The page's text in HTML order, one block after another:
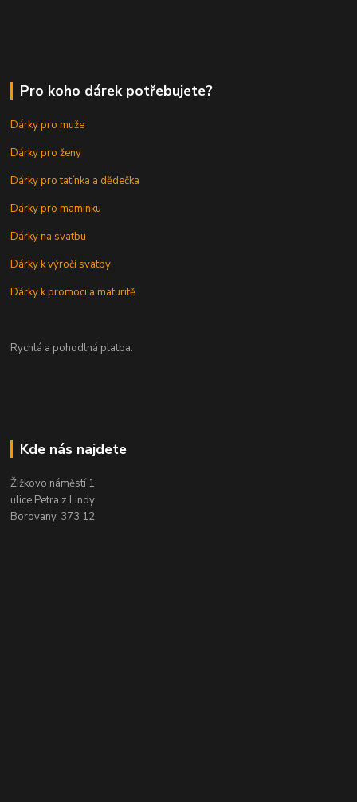
Pro koho dárek potřebujete?
Dárky pro muže
Dárky pro ženy
Dárky pro tatínka a dědečka
Dárky pro maminku
Dárky na svatbu
Dárky k výročí svatby
Dárky k promoci a maturitě
Rychlá a pohodlná platba:
Kde nás najdete
Žižkovo náměstí 1
ulice Petra z Lindy
Borovany, 373 12